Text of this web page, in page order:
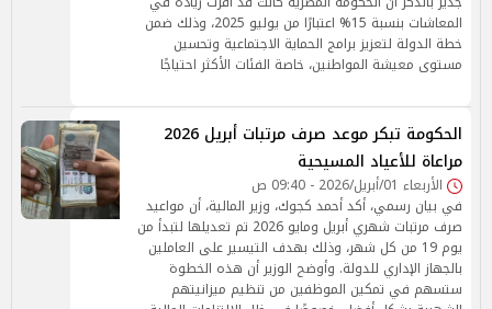
المعاشات بنسبة 15% اعتبارًا من يوليو 2025، وذلك ضمن
خطة الدولة لتعزيز برامج الحماية الاجتماعية وتحسين
مستوى معيشة المواطنين، خاصة الفئات الأكثر احتياجًا
الحكومة تبكر موعد صرف مرتبات أبريل 2026
مراعاة للأعياد المسيحية
الأربعاء 01/أبريل/2026 - 09:40 ص
في بيان رسمي، أكد أحمد كجوك، وزير المالية، أن مواعيد
صرف مرتبات شهري أبريل ومايو 2026 تم تعديلها لتبدأ من
يوم 19 من كل شهر، وذلك بهدف التيسير على العاملين
بالجهاز الإداري للدولة. وأوضح الوزير أن هذه الخطوة
ستسهم في تمكين الموظفين من تنظيم ميزانيتهم